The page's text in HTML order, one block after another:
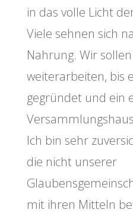
in das volle Licht
Viele sehnen sich
Nahrung. Wir
weiterarbeiten, bis
gegründet und ein
Ich bin sehr
die nicht unserer
mit ihren Mitteln